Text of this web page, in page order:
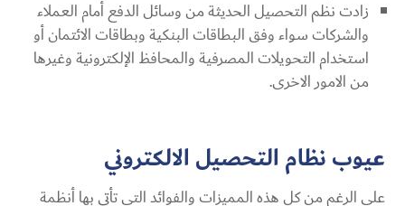
زادت نظم التحصيل الحديثة من وسائل الدفع أمام العملاء
والشركات سواء وفق البطاقات البنكية وبطاقات الائتمان أو
استخدام التحويلات المصرفية والمحافظ الإلكترونية وغيرها
من الامور الاخرى.
عيوب نظام التحصيل الالكتروني
على الرغم من كل هذه المميزات والفوائد التي تأتي بها أنظمة